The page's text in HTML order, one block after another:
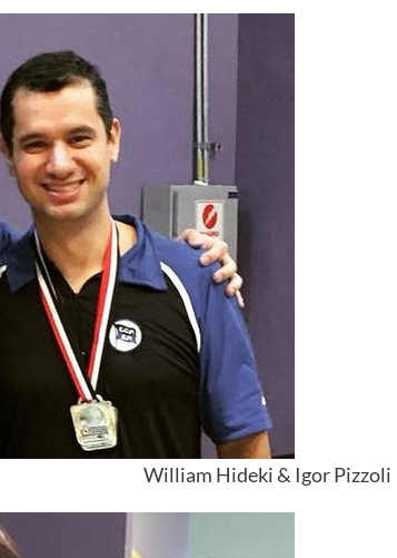
William Hideki & Igor Pizzoli